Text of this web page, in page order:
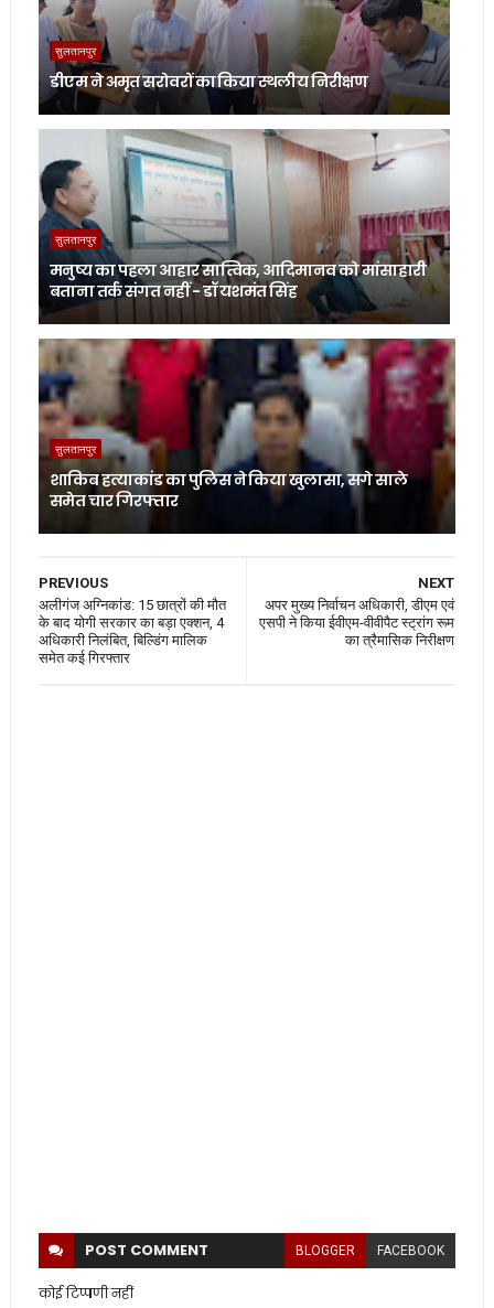
सुलतानपुर
डीएम ने अमृत सरोवरों का किया स्थलीय निरीक्षण
सुलतानपुर
मनुष्य का पहला आहार सात्विक, आदिमानव को मांसाहारी
बताना तर्क संगत नहीं - डॉ यशमंत सिंह
सुलतानपुर
शाकिब हत्याकांड का पुलिस ने किया खुलासा, सगे साले
समेत चार गिरफ्तार
NEXT
अपर मुख्य निर्वाचन अधिकारी, डीएम एवं
एसपी ने किया ईवीएम-वीवीपैट स्ट्रांग रूम
का त्रैमासिक निरीक्षण
PREVIOUS
अलीगंज अग्निकांड: 15 छात्रों की मौत
के बाद योगी सरकार का बड़ा एक्शन, 4
अधिकारी निलंबित, बिल्डिंग मालिक
समेत कई गिरफ्तार
POST COMMENT BLOGGER FACEBOOK
कोई टिप्पणी नहीं